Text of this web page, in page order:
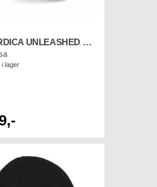
NORDICA UNLEASHED BEANIE Vinröd
i lager